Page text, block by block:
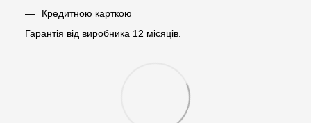
Кредитною карткою
Гарантія від виробника 12 місяців.